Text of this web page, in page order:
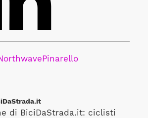
Pinarello
di BiciDaStrada.it: ciclisti